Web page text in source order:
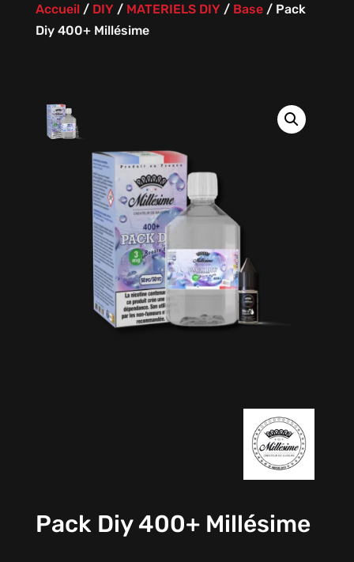
Accueil/ DIY / MATERIELS DIY / Base/ Pack
Diy 400+ Millésime
Pack Diy 400+ Millésime